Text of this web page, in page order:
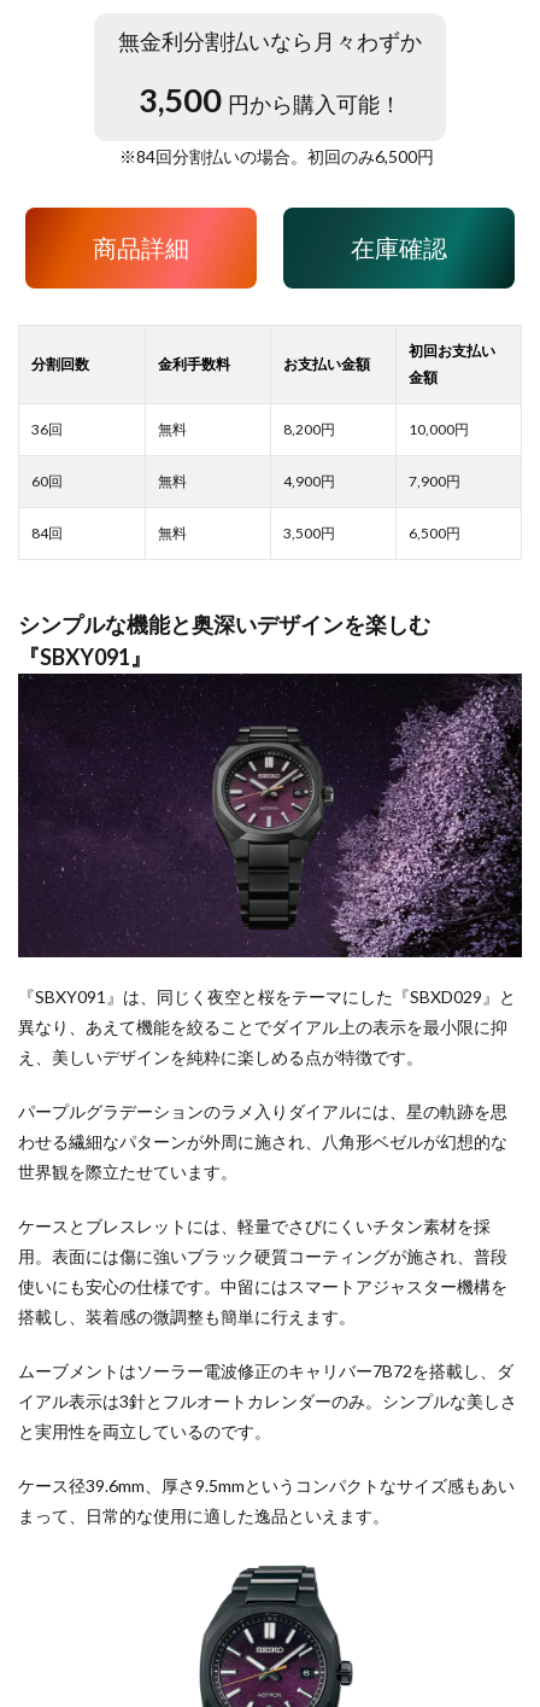
無金利分割払いなら月々わずか
3,500 円から購入可能！
※84回分割払いの場合。初回のみ6,500円
商品詳細 在庫確認
8,200 10,000
4,900 7,900
3,500 6,500
シンプルな機能と奥深いデザインを楽しむ
『SBXY091』
『SBXY091』は、同じく夜空と桜をテーマにした『SBXD029』と
異なり、あえて機能を絞ることでダイアル上の表示を最小限に抑
え、美しいデザインを純粋に楽しめる点が特徴です。
パープルグラデーションのラメ入りダイアルには、星の軌跡を思
わせる繊細なパターンが外周に施され、八角形ベゼルが幻想的な
世界観を際立たせています。
ケースとブレスレットには、軽量でさびにくいチタン素材を採
用。表面には傷に強いブラック硬質コーティングが施され、普段
使いにも安心の仕様です。中留にはスマートアジャスター機構を
搭載し、装着感の微調整も簡単に行えます。
ムーブメントはソーラー電波修正のキャリバー7B72を搭載し、ダ
イアル表示は3針とフルオートカレンダーのみ。シンプルな美しさ
と実用性を両立しているのです。
ケース径39.6mm、厚さ9.5mmというコンパクトなサイズ感もあい
まって、日常的な使用に適した逸品といえます。